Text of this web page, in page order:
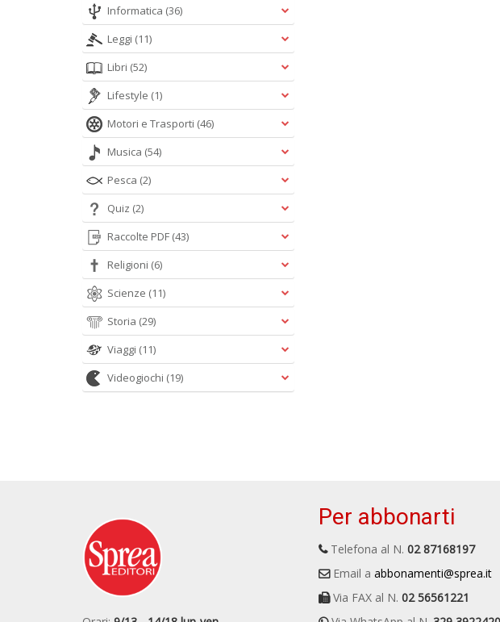
Informatica (36)
Leggi (11)
Libri (52)
Lifestyle (1)
Motori e Trasporti (46)
Musica (54)
Pesca (2)
Quiz (2)
Raccolte PDF (43)
Religioni (6)
Scienze (11)
Storia (29)
Viaggi (11)
Videogiochi (19)
Per abbonarti
Telefona al N. 02 87168197
Email a abbonamenti@sprea.it
Via FAX al N. 02 56561221